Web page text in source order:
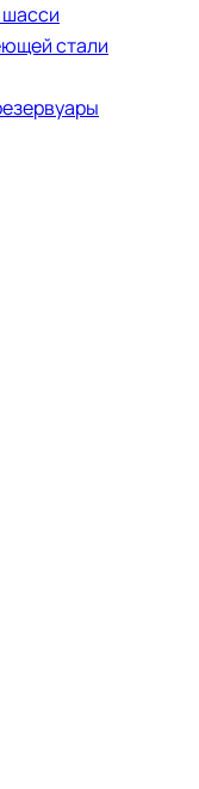
шасси
стали